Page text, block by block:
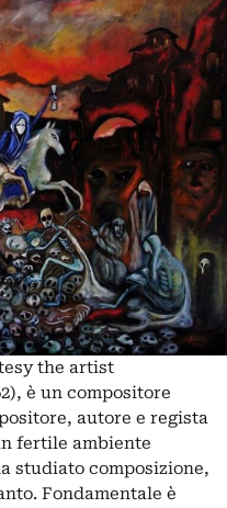
the artist
è un compositore
autore e regista
fertile ambiente
studiato composizione,
Fondamentale è